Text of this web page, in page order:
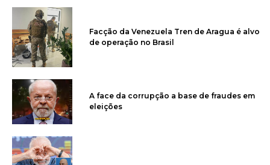
Facção da Venezuela Tren de Aragua é alvo
de operação no Brasil
A face da corrupção a base de fraudes em
eleições